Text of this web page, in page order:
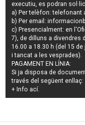
executiu, es podran
a) Per telèfon: telefonant
b) Per email:
c) Presencialment: en
7), de dilluns a divendres
16.00 a 18.30 h (del 15
i tancat a les vesprades).
PAGAMENT EN LÍNIA:
Si ja disposa de
través del següent enllaç:
+ Info ací.